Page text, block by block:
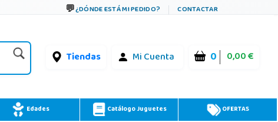
¿DÓNDE ESTÁ MI PEDIDO? CONTACTAR
Tiendas Mi Cuenta 0 0,00 €
Edades Catálogo Juguetes OFERTAS